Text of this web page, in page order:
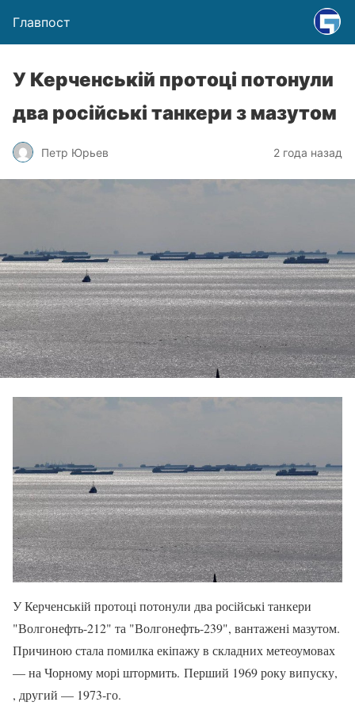
Главпост
У Керченській протоці потонули
два російські танкери з мазутом
Петр Юрьев 2 года назад
У Керченській протоці потонули два російські танкери
"Волгонефть-212" та "Волгонефть-239", вантажені мазутом.
Причиною стала помилка екіпажу в складних метеоумовах
— на Чорному морі штормить. Перший 1969 року випуску,
, другий — 1973-го.